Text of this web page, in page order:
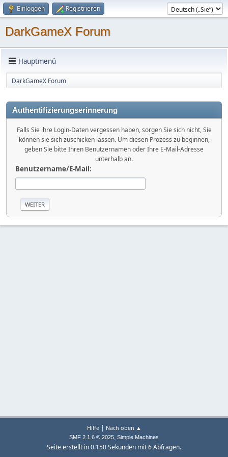
Einloggen Registrieren
DarkGameX Forum
Hauptmenü
DarkGameX Forum
Authentifizierungserinnerung
Falls Sie ihre Login-Daten vergessen haben, sorgen Sie sich nicht, Sie
können sie sich zuschicken lassen. Um diesen Prozess zu beginnen,
geben Sie bitte Ihren Benutzernamen oder Ihre E-Mail-Adresse
unterhalb an.
Benutzername/E-Mail:
Hilfe| Nach oben ▲
SMF 2.1.6 © 2025, Simple Machines
Seite erstellt in 0.150 Sekunden mit 6 Abfragen.